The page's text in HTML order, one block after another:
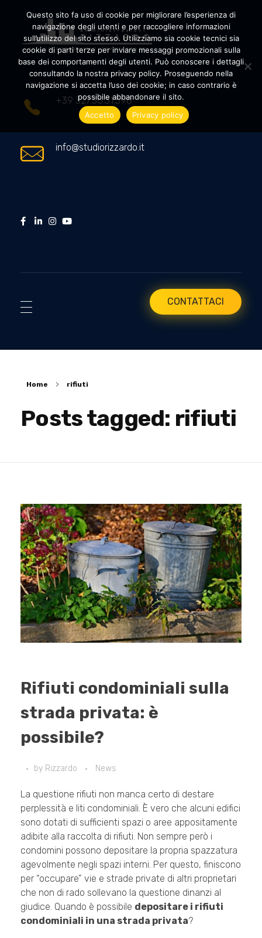
Amministrazioni Rizzardo
+39 327.36.31.598
info@studiorizzardo.it
CONTATTACI
Home rifiuti
Posts tagged: rifiuti
Rifiuti condominiali sulla
strada privata: è
possibile?
by Rizzardo News
La questione rifiuti non manca certo di destare
perplessità e liti condominiali. È vero che alcuni edifici
sono dotati di sufficienti spazi o aree appositamente
adibite alla raccolta di rifiuti. Non sempre però i
condomini possono depositare la propria spazzatura
agevolmente negli spazi interni. Per questo, finiscono
per “occupare” vie e strade private di altri proprietari
che non di rado sollevano la questione dinanzi al
giudice. Quando è possibile depositare i rifiuti
condominiali in una strada privata?
Questo sito fa uso di cookie per migliorare l’esperienza di
navigazione degli utenti e per raccogliere informazioni
sull’utilizzo del sito stesso. Utilizziamo sia cookie tecnici sia
cookie di parti terze per inviare messaggi promozionali sulla
base dei comportamenti degli utenti. Può conoscere i dettagli
consultando la nostra privacy policy. Proseguendo nella
navigazione si accetta l’uso dei cookie; in caso contrario è
possibile abbandonare il sito.
Accetto
Privacy policy